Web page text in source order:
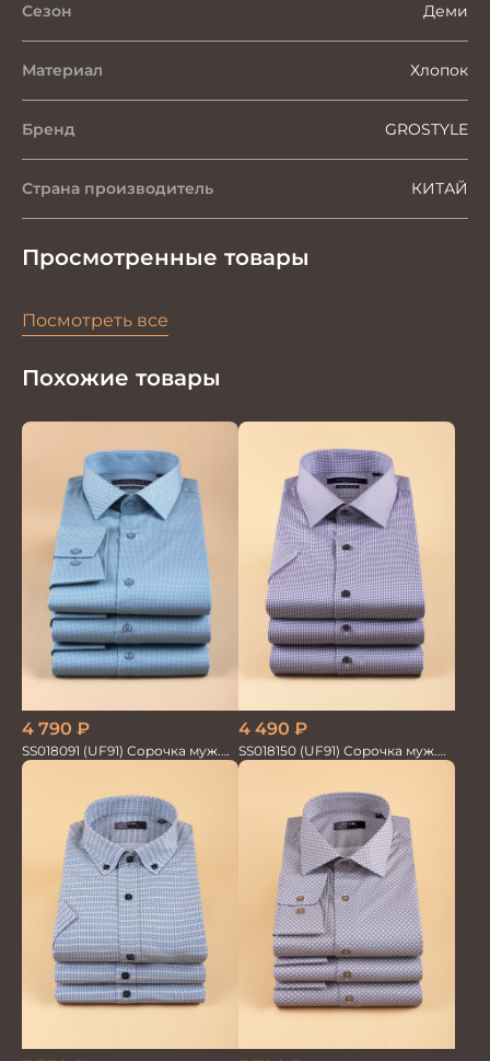
Сезон Деми
Материал Хлопок
Бренд GROSTYLE
Страна производитель КИТАЙ
Просмотренные товары
Посмотреть все
Похожие товары
4 790 ₽
SS018091 (UF91) Сорочка муж.
GROSTYLE PRIME
4 490 ₽
SS018150 (UF91) Сорочка муж.
кр.рук. GROSTYLE PRIME